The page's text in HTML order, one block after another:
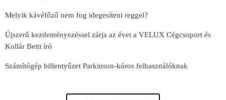
Melyik kávéfőző nem fog idegesíteni reggel?
Újszerű kezdeményezéssel zárja az évet a VELUX Cégcsoport és
Kollár Betti író
Számítógép billentyűzet Parkinson-kóros felhasználóknak